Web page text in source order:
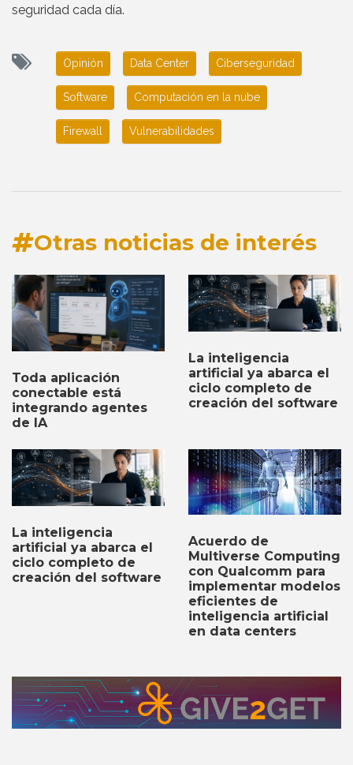
seguridad cada día.
Opinión Data Center Ciberseguridad
Software Computación en la nube
Firewall Vulnerabilidades
Otras noticias de interés
Toda aplicación
conectable está
integrando agentes
de IA
La inteligencia
artificial ya abarca el
ciclo completo de
creación del software
La inteligencia
artificial ya abarca el
ciclo completo de
creación del software
Acuerdo de
Multiverse Computing
con Qualcomm para
implementar modelos
eficientes de
inteligencia artificial
en data centers